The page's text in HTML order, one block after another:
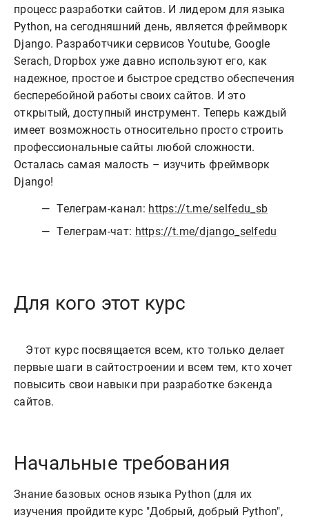
процесс разработки сайтов. И лидером для языка
Python, на сегодняшний день, является фреймворк
Django. Разработчики сервисов Youtube, Google
Serach, Dropbox уже давно используют его, как
надежное, простое и быстрое средство обеспечения
бесперебойной работы своих сайтов. И это
открытый, доступный инструмент. Теперь каждый
имеет возможность относительно просто строить
профессиональные сайты любой сложности.
Осталась самая малость – изучить фреймворк
Django!
Телеграм-канал: https://t.me/selfedu_sb
Телеграм-чат: https://t.me/django_selfedu
Для кого этот курс
первые шаги в сайтостроении и всем тем, кто хочет
повысить свои навыки при разработке бэкенда
Начальные требования
Знание базовых основ языка Python (для их
изучения пройдите курс "Добрый, добрый Python",